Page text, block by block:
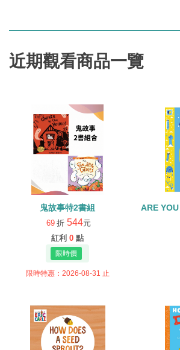
近期觀看商品一覽
鬼故事特2書組
69 折 544元
紅利 0 點
限時特惠：2026-08-31 止
ARE